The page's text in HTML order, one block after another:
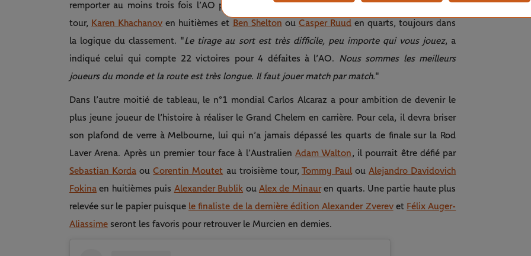
remporter au moins trois fois l’AO pourrait quant à lui affronterJoao Fonsecaau troisième
tour, Karen Khachanov en huitièmes et Ben Shelton ou Casper Ruuden quarts, toujours dans
la logique du classement. "Le tirage au sort est très difficile, peu importe qui vous jouez, a
indiqué celui qui compte 22 victoires pour 4 défaites à l’AO.
Nous sommes les meilleurs
joueurs du monde et la route est très longue. Il faut jouer match par match."
Dans l’autre moitié de tableau, le n°1 mondial Carlos Alcaraz a pour ambition de devenir le
plus jeune joueur de l’histoire à réaliser le Grand Chelem en carrière. Pour cela, il devra briser
son plafond de verre à Melbourne, lui qui n’a jamais dépassé les quarts de finale sur la Rod
Laver Arena. Après un premier tour face à l’AustralienAdam Walton, il pourrait être défié par
Sebastian Korda ouCorentin Moutet au troisième tour, Tommy PaulouAlejandro Davidovich
Fokina en huitièmes puis Alexander Bublik ou Alex de Minauren quarts. Une partie haute plus
relevée sur le papier puisque le finaliste de la dernière édition Alexander Zverevet Félix Auger-
Aliassime seront les favoris pour retrouver le Murcien en demies.